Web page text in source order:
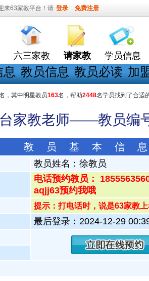
来63家教平台！请 登录 免费注册
六三家教 请家教 学员信息
息 教员信息 教员必读 加
，其中明星教员163名，帮助2448名学员找到了合适
家教老师——教员编号
教 员 基 本 信 息
教员姓名： 徐教员
电话预约教员：
aqjj63预约我哦
提示：打电话时，说是63家教上
最后登录：2024-12-29